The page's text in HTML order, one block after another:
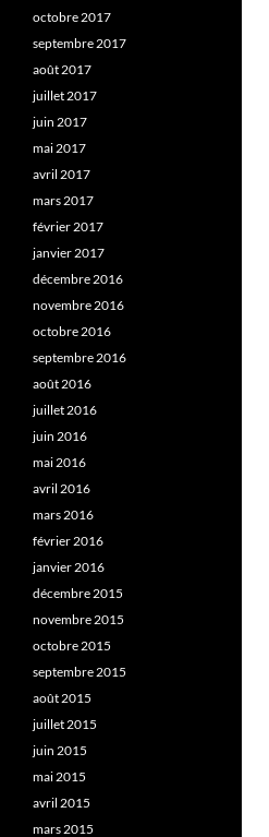
octobre 2017
septembre 2017
août 2017
juillet 2017
juin 2017
mai 2017
avril 2017
mars 2017
février 2017
janvier 2017
décembre 2016
novembre 2016
octobre 2016
septembre 2016
août 2016
juillet 2016
juin 2016
mai 2016
avril 2016
mars 2016
février 2016
janvier 2016
décembre 2015
novembre 2015
octobre 2015
septembre 2015
août 2015
juillet 2015
juin 2015
mai 2015
avril 2015
mars 2015